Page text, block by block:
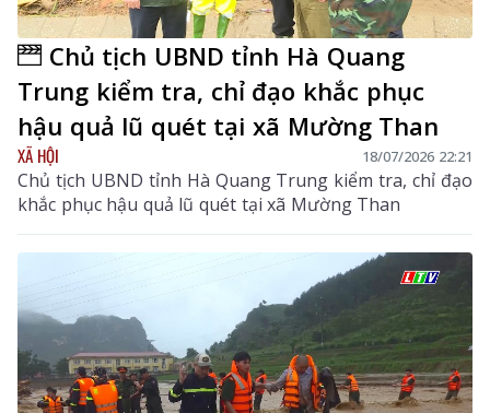
Chủ tịch UBND tỉnh Hà Quang
Trung kiểm tra, chỉ đạo khắc phục
hậu quả lũ quét tại xã Mường Than
XÃ HỘI 18/07/2026 22:21
Chủ tịch UBND tỉnh Hà Quang Trung kiểm tra, chỉ đạo
khắc phục hậu quả lũ quét tại xã Mường Than